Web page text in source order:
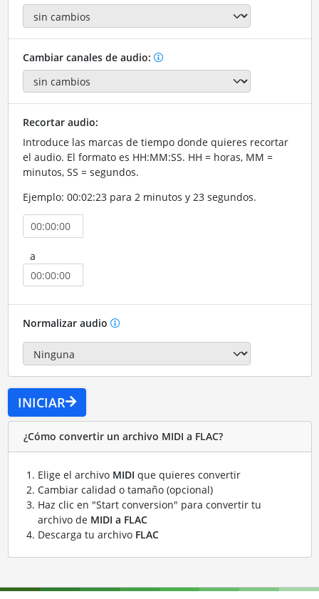
Cambiar canales de audio:
Recortar audio:
Introduce las marcas de tiempo donde quieres recortar
el audio. El formato es HH:MM:SS. HH = horas, MM =
minutos, SS = segundos.
Ejemplo: 00:02:23 para 2 minutos y 23 segundos.
a
Normalizar audio
INICIAR
¿Cómo convertir un archivo MIDI a FLAC?
Elige el archivo MIDI que quieres convertir
Cambiar calidad o tamaño (opcional)
Haz clic en "Start conversion" para convertir tu
archivo de MIDI a FLAC
Descarga tu archivo FLAC